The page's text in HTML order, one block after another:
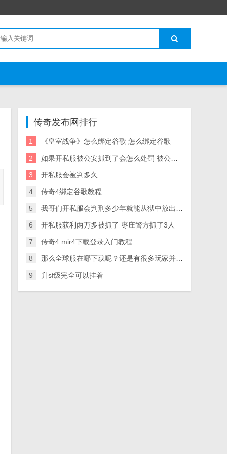
传奇发布网排行
1 《皇室战争》怎么绑定谷歌 怎么绑定谷歌
2 如果开私服被公安抓到了会怎么处罚 被公安开私服会被判多久抓到了 会怎么处罚
3 开私服会被判多久
4 传奇4绑定谷歌教程
5 我哥们开私服会判刑多少年就能从狱中放出来了？
6 开私服获利两万多被抓了 枣庄警方抓了3人
7 传奇4 mir4下载登录入门教程
8 那么全球服在哪下载呢？还是有很多玩家并不了解
9 升sf级完全可以挂着